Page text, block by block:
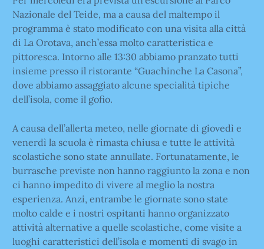
Nazionale del Teide, ma a causa del maltempo il
programma è stato modificato con una visita alla città
di La Orotava, anch’essa molto caratteristica e
pittoresca. Intorno alle 13:30 abbiamo pranzato tutti
insieme presso il ristorante “Guachinche La Casona”,
dove abbiamo assaggiato alcune specialità tipiche
dell’isola, come il gofio.
A causa dell’allerta meteo, nelle giornate di giovedì e
venerdì la scuola è rimasta chiusa e tutte le attività
scolastiche sono state annullate. Fortunatamente, le
burrasche previste non hanno raggiunto la zona e non
ci hanno impedito di vivere al meglio la nostra
esperienza. Anzi, entrambe le giornate sono state
molto calde e i nostri ospitanti hanno organizzato
attività alternative a quelle scolastiche, come visite a
luoghi caratteristici dell’isola e momenti di svago in